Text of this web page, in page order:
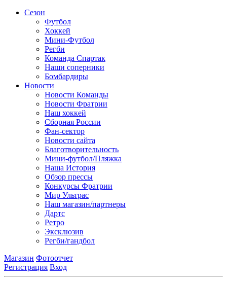
Сезон
Футбол
Хоккей
Мини-Футбол
Регби
Команда Спартак
Наши соперники
Бомбардиры
Новости
Новости Команды
Новости Фратрии
Наш хоккей
Сборная России
Фан-cектор
Новости сайта
Благотворительность
Мини-футбол/Пляжка
Наша История
Обзор прессы
Конкурсы Фратрии
Мир Ультрас
Наш магазин/партнеры
Дартс
Ретро
Эксклюзив
Регби/гандбол
Магазин Фотоотчет
Регистрация Вход